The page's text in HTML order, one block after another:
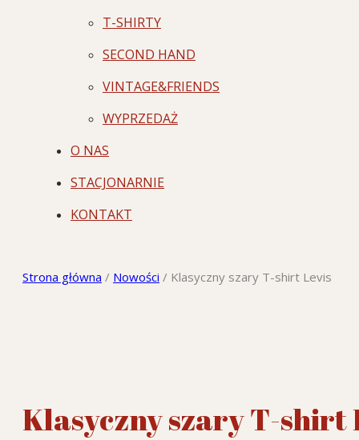
T-SHIRTY
SECOND HAND
VINTAGE&FRIENDS
WYPRZEDAŻ
O NAS
STACJONARNIE
KONTAKT
Strona główna / Nowości / Klasyczny szary T-shirt Levis
Klasyczny szary T-shirt